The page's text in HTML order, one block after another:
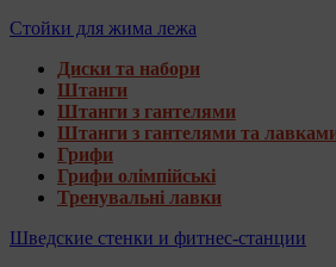
Стойки для жима лежа
Диски та набори
Штанги
Штанги з гантелями
Штанги з гантелями та
Грифи
Грифи олімпійські
Тренувальні лавки
Шведские стенки и фитнес-станции